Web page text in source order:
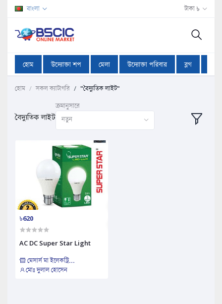
বাংলা টাকা ৳
হোম উদ্যোক্তা শপ মেলা উদ্যোক্তা পরিবার ব্লগ
হোম সকল ক্যাটাগরি "বৈদ্যুতিক লাইট"
বৈদ্যুতিক লাইট
ক্রমানুসারে
নতুন
৳620
AC DC Super Star Light
মেসার্স মা ইলেকট্রি...
মোঃ দুলাল হোসেন